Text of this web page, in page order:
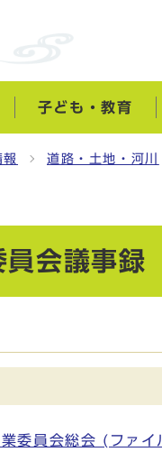
子ども・教育
道路・土地・河川
会議事録
委員会総会 (ファ